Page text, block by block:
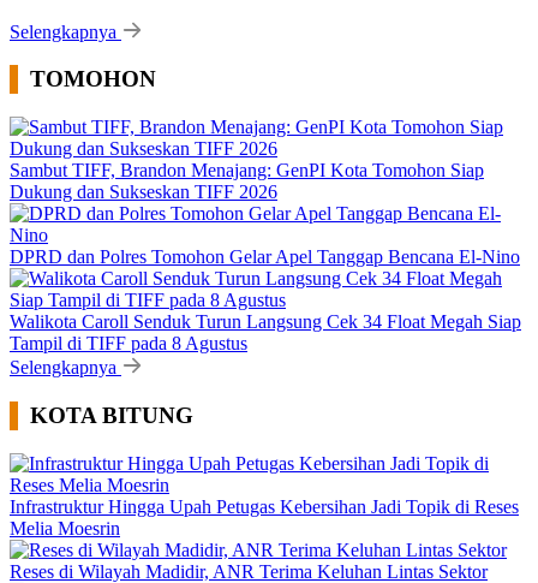
Selengkapnya
TOMOHON
Sambut TIFF, Brandon Menajang: ​GenPI Kota Tomohon Siap
Dukung dan Sukseskan TIFF 2026
DPRD dan Polres Tomohon Gelar Apel Tanggap Bencana El-Nino
Walikota Caroll Senduk Turun Langsung Cek 34 Float Megah Siap
Tampil di TIFF pada 8 Agustus
Selengkapnya
KOTA BITUNG
Infrastruktur Hingga Upah Petugas Kebersihan Jadi Topik di Reses
Melia Moesrin
Reses di Wilayah Madidir, ANR Terima Keluhan Lintas Sektor